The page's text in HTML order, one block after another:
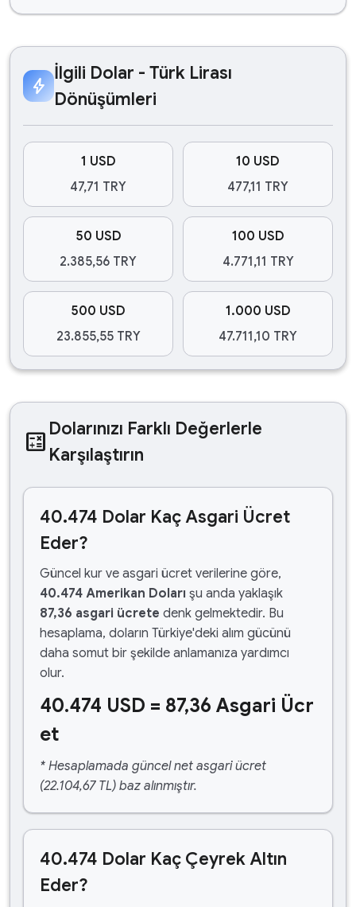
bolt
İlgili Dolar - Türk Lirası
Dönüşümleri
1 USD
47,71 TRY
10 USD
477,11 TRY
50 USD
2.385,56 TRY
100 USD
4.771,11 TRY
500 USD
23.855,55 TRY
1.000 USD
47.711,10 TRY
calculate Dolarınızı Farklı Değerlerle
Karşılaştırın
40.474 Dolar Kaç Asgari Ücret
Eder?
Güncel kur ve asgari ücret verilerine göre,
40.474 Amerikan Doları şu anda yaklaşık
87,36 asgari ücrete denk gelmektedir. Bu
hesaplama, doların Türkiye'deki alım gücünü
daha somut bir şekilde anlamanıza yardımcı
olur.
40.474 USD = 87,36 Asgari Ücr
et
* Hesaplamada güncel net asgari ücret
(22.104,67 TL) baz alınmıştır.
40.474 Dolar Kaç Çeyrek Altın
Eder?